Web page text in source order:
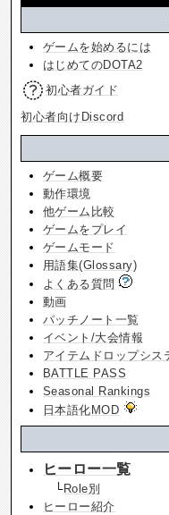
ゲームを始めるには
はじめてのDOTA2
初心者ガイド
初心者向けDiscord
ゲーム概要
動作環境
他ゲーム比較
ゲームをプレイ
ゲームモード
用語集(Glossary)
よくある質問
動画
パッチノート一覧
イベント/大会情報
アイテムドロップシス
BATTLE PASS
Seasonal Rankings
日本語化MOD
ヒーロー一覧
└Role別
ヒーロー紹介